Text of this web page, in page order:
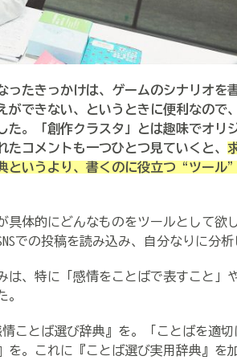
ったきっかけは、ゲームのシナリオを
ができない、というときに便利なので
た。「創作クラスタ」とは趣味でオリ
コメントも一つひとつ見ていくと、
というより、書くのに役立つ“ツール
体的にどんなものをツールとして欲
での投稿を読み込み、自分なりに分析
、特に「感情をことばで表すこと」
。
ことば選び辞典』を。「ことばを適
を。これに『ことば選び実用辞典』を